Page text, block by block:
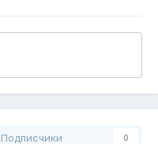
Подписчики 0